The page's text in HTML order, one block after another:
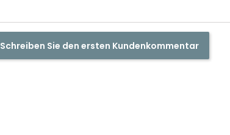
Schreiben Sie den ersten Kundenkommentar